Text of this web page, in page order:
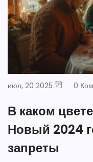
июл, 20 2025 0
В каком
Новый 2024
запреты